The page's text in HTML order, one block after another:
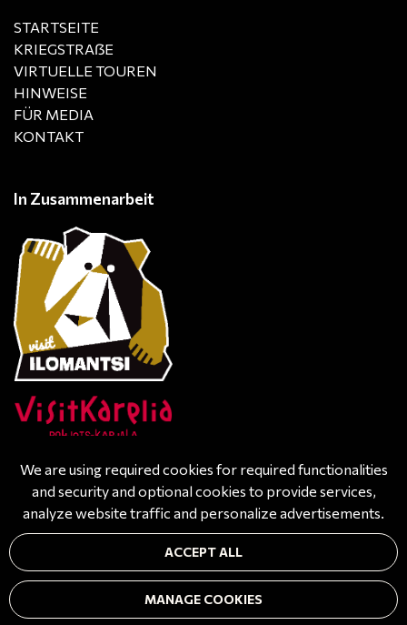
We are using required cookies for required functionalities
and security and optional cookies to provide services,
analyze website traffic and personalize advertisements.
ACCEPT ALL
MANAGE COOKIES
STARTSEITE
KRIEGSTRAẞE
VIRTUELLE TOUREN
HINWEISE
FÜR MEDIA
KONTAKT
In Zusammenarbeit
© All rights reserved. Powered by atFlow Oy
byTähkä-Design| Photo-, videography bySTC Tuotanto
Oy
| Authentic photos by SA-kuva-arkisto